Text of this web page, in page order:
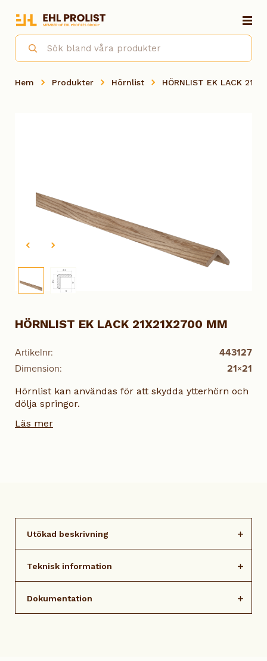
Hem Produkter Hörnlist HÖRNLIST EK LACK
Artikelnr:
443127
Dimension:
21×21
HÖRNLIST EK LACK 21X21X2700 MM
Hörnlist kan användas för att skydda ytterhörn och
dölja springor.
Läs mer
Utökad beskrivning
Teknisk information
Dokumentation